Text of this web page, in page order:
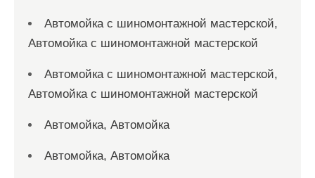
Автомойка с шиномонтажной мастерской,
Автомойка с шиномонтажной мастерской
Автомойка с шиномонтажной мастерской,
Автомойка с шиномонтажной мастерской
Автомойка, Автомойка
Автомойка, Автомойка